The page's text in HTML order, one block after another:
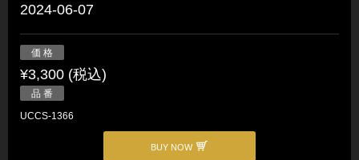
2024-06-07
価 格
¥3,300 (税込)
品 番
UCCS-1366
BUY NOW